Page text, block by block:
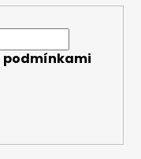
podmínkami